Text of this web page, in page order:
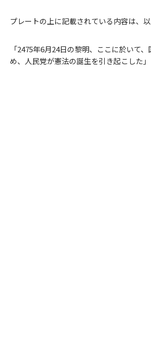
プレートの上に記載されている内容は、以
「2475年6月24日の黎明、ここに於いて
め、人民党が憲法の誕生を引き起こした」